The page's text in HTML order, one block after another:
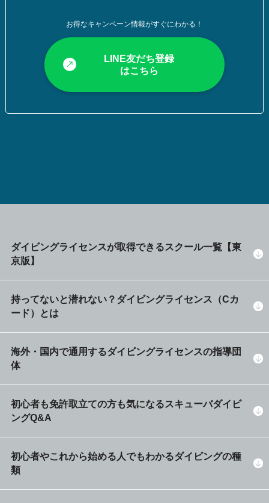
お得なキャンペーン情報がすぐにわかる！
LINE友だち登録
はこちら
ダイビングライセンスが取得できるスクール一覧【東
京版】
持ってないと潜れない？ダイビングライセンス（Cカ
ード）とは
海外・国内で通用するダイビングライセンスの指導団
体
初心者も免許取立ての方も気になるスキューバダイビ
ングQ&A
初心者やこれから始める人でもわかるダイビングの種
類